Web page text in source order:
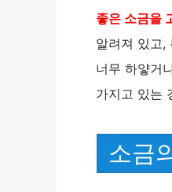
좋은 소금을
알려져 있고,
너무 하얗거
가지고 있는
소금